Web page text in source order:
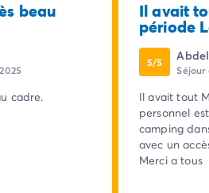
beau
cadre.
Il avait
période
5/5
Séjour
Il avait tout
personnel
camping
avec un
Merci a tous